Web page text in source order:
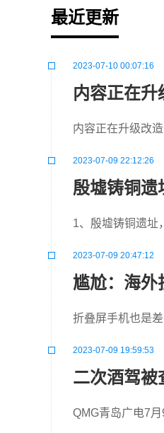
最近更新
2023-07-10 00:07:16
内容正在升
内容正在升级改
2023-07-09 22:12:26
殷墟铸铜遗
1、殷墟铸铜遗址
2023-07-09 20:47:12
尴尬：海外
折叠屏手机也是
2023-07-09 19:59:53
二次酒驾被
QMG青岛广电7